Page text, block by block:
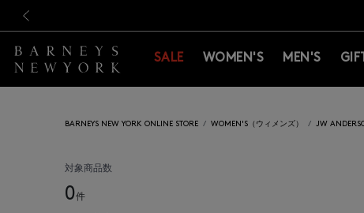
新規登録のお客様も対象！＜
新規登録のお客様も対象！＜
SALE WOMEN'S MEN'S
BARNEYS NEW YORK ONLINE STORE WOMEN'S（ウィメンズ） JW
対象商品数
0件